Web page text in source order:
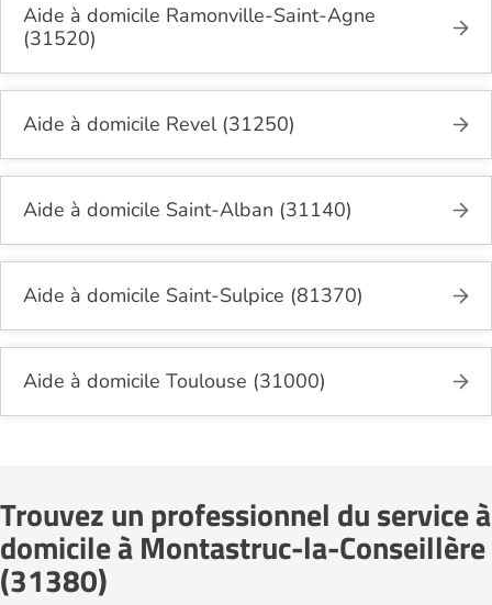
Aide à domicile Ramonville-Saint-Agne
(31520)
Aide à domicile Revel (31250)
Aide à domicile Saint-Alban (31140)
Aide à domicile Saint-Sulpice (81370)
Aide à domicile Toulouse (31000)
Trouvez un professionnel du service à
domicile à Montastruc-la-Conseillère
(31380)